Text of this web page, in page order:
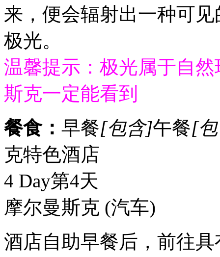
来，便会辐射出一种可
极光。
温馨提示：极光属于自
斯克一定能看到
餐食： 早餐[包含]午餐[
克特色酒店
4 Day第4天
摩尔曼斯克 (汽车)
酒店自助早餐后，前往